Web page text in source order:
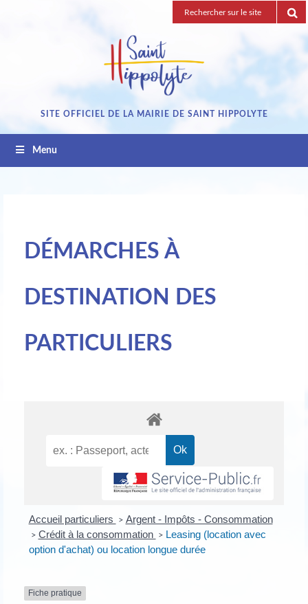
Recherche
pour
SITE OFFICIEL DE LA MAIRIE DE SAINT HIPPOLYTE
Menu
DÉMARCHES À
DESTINATION DES
PARTICULIERS
Accueil particuliers > Argent - Impôts - Consommation
> Crédit à la consommation > Leasing (location avec
option d'achat) ou location longue durée
Fiche pratique